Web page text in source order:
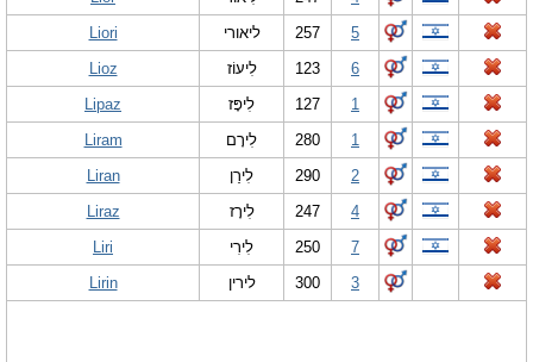
Liori
ליאורי 257
5
Lioz
לִיעוֹז 123
6
Lipaz
לִיפָּז 127
1
Liram
לִירָם 280
1
Liran
לִירַן 290
2
Liraz
לִירָז 247
4
Liri
לִירִי 250
7
Lirin
לירין 300 3